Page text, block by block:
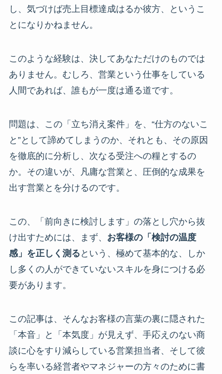
し、気づけば売上目標達成はるか彼方、というこ
とになりかねません。
このような経験は、決してあなただけのものでは
ありません。むしろ、営業という仕事をしている
人間であれば、誰もが一度は通る道です。
問題は、この「立ち消え案件」を、“仕方のないこ
と”として諦めてしまうのか、それとも、その原因
を徹底的に分析し、次なる受注への糧とするの
か。その違いが、凡庸な営業と、圧倒的な成果を
出す営業とを分けるのです。
この、「前向きに検討します」の落とし穴から抜
け出すためには、まず、 お客様の「検討の温度
感」を正しく測る という、極めて基本的な、しか
し多くの人ができていないスキルを身につける必
要があります。
この記事は、そんなお客様の言葉の裏に隠された
「本音」と「本気度」が見えず、手応えのない商
談に心をすり減らしている営業担当者、そして彼
らを率いる経営者やマネジャーの方々のために書